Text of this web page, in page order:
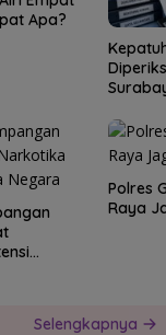
Apa?
Polres
Raya
Selengkapnya